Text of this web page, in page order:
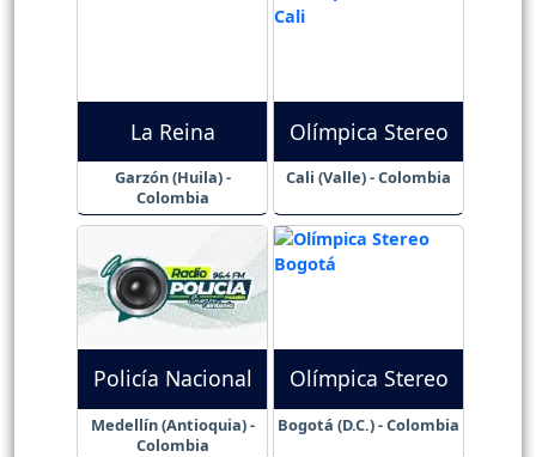
La Reina
Garzón (Huila) -
Colombia
Olímpica Stereo
Cali (Valle) - Colombia
Policía Nacional
Medellín (Antioquia) -
Colombia
Olímpica Stereo
Bogotá (D.C.) - Colombia